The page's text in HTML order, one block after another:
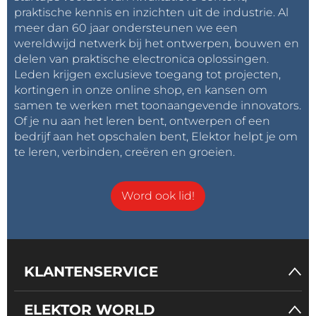
praktische kennis en inzichten uit de industrie. Al
meer dan 60 jaar ondersteunen we een
wereldwijd netwerk bij het ontwerpen, bouwen en
delen van praktische electronica oplossingen.
Leden krijgen exclusieve toegang tot projecten,
kortingen in onze online shop, en kansen om
samen te werken met toonaangevende innovators.
Of je nu aan het leren bent, ontwerpen of een
bedrijf aan het opschalen bent, Elektor helpt je om
te leren, verbinden, creëren en groeien.
Word ook lid!
KLANTENSERVICE
ELEKTOR WORLD